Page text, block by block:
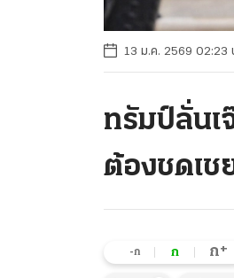
13 ม.ค. 2569 02:23
ทรัมป์ลั่นเ
ต้องชดเช
-ก ก ก+